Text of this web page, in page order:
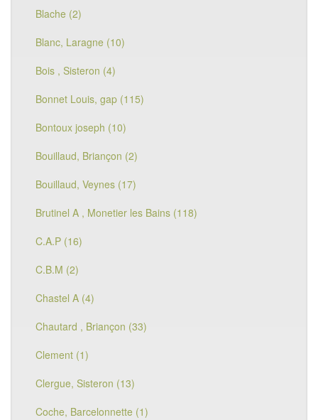
Blache (2)
Blanc, Laragne (10)
Bois , Sisteron (4)
Bonnet Louis, gap (115)
Bontoux joseph (10)
Bouillaud, Briançon (2)
Bouillaud, Veynes (17)
Brutinel A , Monetier les Bains (118)
C.A.P (16)
C.B.M (2)
Chastel A (4)
Chautard , Briançon (33)
Clement (1)
Clergue, Sisteron (13)
Coche, Barcelonnette (1)